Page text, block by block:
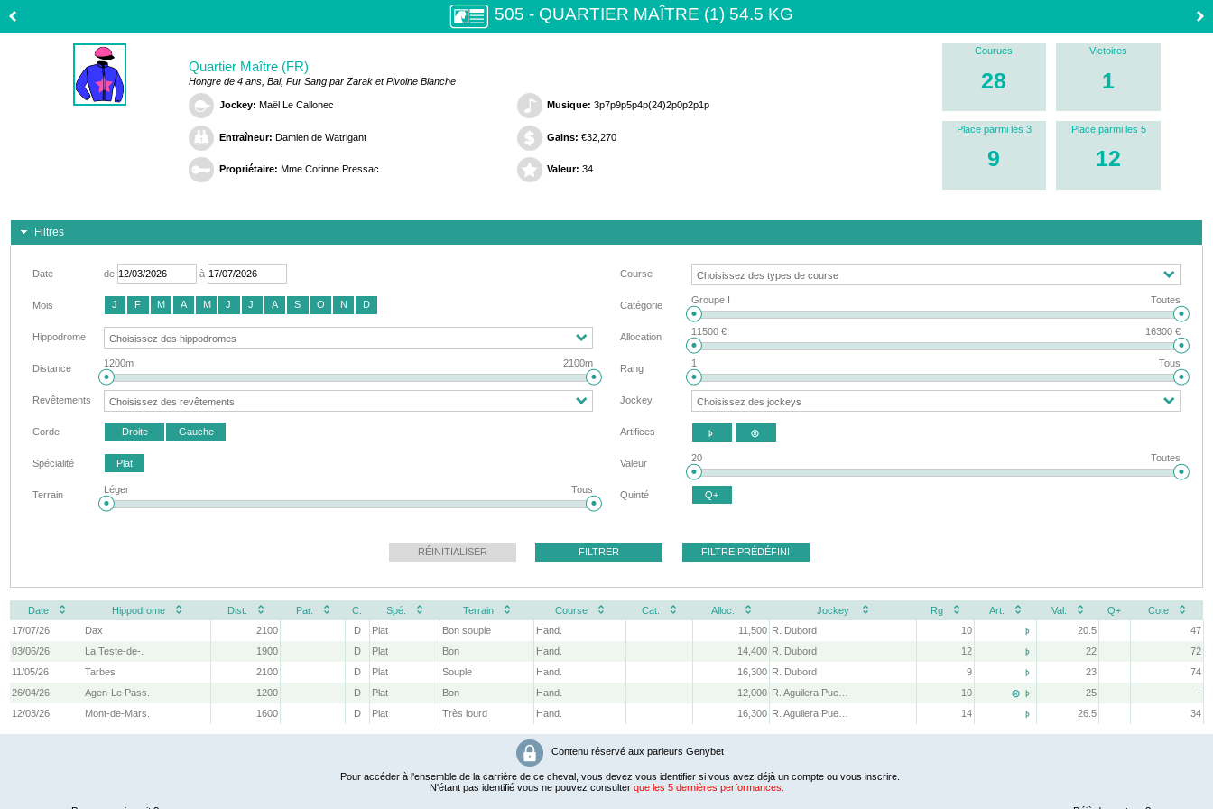
505 - QUARTIER MAÎTRE (1) 54.5 KG
Quartier Maître (FR)
Hongre de 4 ans, Bai, Pur Sang par Zarak et Pivoine Blanche
Jockey: Maël Le Callonec
Entraîneur: Damien de Watrigant
Propriétaire: Mme Corinne Pressac
Musique: 3p7p9p5p4p(24)2p0p2p1p
Gains: €32,270
Valeur: 34
Courues
28
Victoires
1
Place parmi les 3
9
Place parmi les 5
12
Filtres
Date de à
Mois J F M A M J J A S O N D
Hippodrome
Distance 1200m 2100m
Revêtements
Corde Droite Gauche
Spécialité Plat
Terrain Léger Tous
Course
Catégorie Groupe I Toutes
Allocation 11500 € 16300 €
Rang 1 Tous
Jockey
Artifices  
Valeur 20 Toutes
Quinté Q+
RÉINITIALISER FILTRER FILTRE PRÉDÉFINI
Date Hippodrome Dist. Par. C. Spé. Terrain Course Cat. Alloc. Jockey Rg Art. Val. Q+
Cote
17/07/26
Dax 2100 D Plat Bon souple Hand. 11,500 R. Dubord 10  20.5
47
03/06/26
La Teste-de-. 1900 D Plat Bon Hand. 14,400 R. Dubord 12  22
72
11/05/26
Tarbes 2100 D Plat Souple Hand. 16,300 R. Dubord 9  23
74
26/04/26
Agen-Le Pass. 1200 D Plat Bon Hand. 12,000 10 
 25
-
12/03/26
Mont-de-Mars. 1600 D Plat Très lourd Hand. 16,300 14  26.5 34
Contenu réservé aux parieurs Genybet
Pour accéder à l'ensemble de la carrière de ce cheval, vous devez vous identifier si vous avez déjà un compte ou vous inscrire.
N'étant pas identifié vous ne pouvez consulter que les 5 dernières performances.